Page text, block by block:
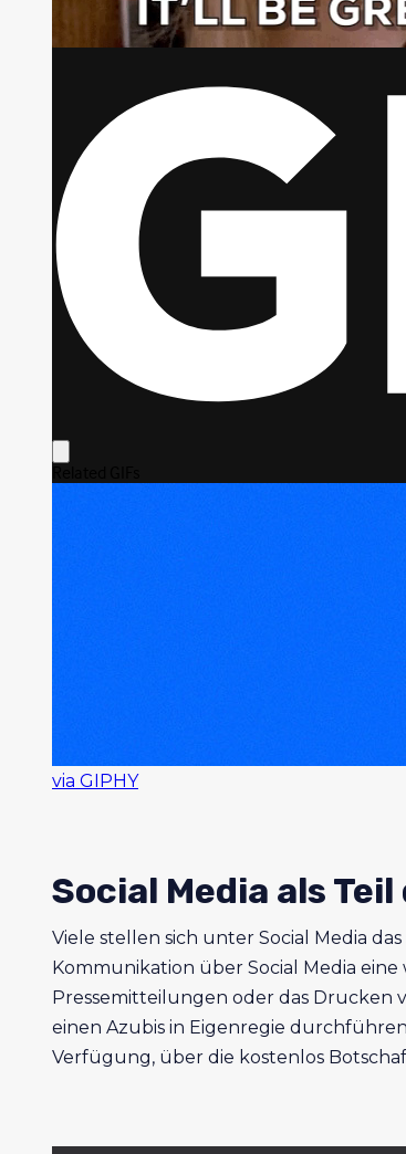
via GIPHY
Social Media als
Viele stellen sich unter Social Media
Kommunikation über Social Media
Pressemitteilungen oder das Drucken
einen Azubis in Eigenregie
Verfügung, über die kostenlos